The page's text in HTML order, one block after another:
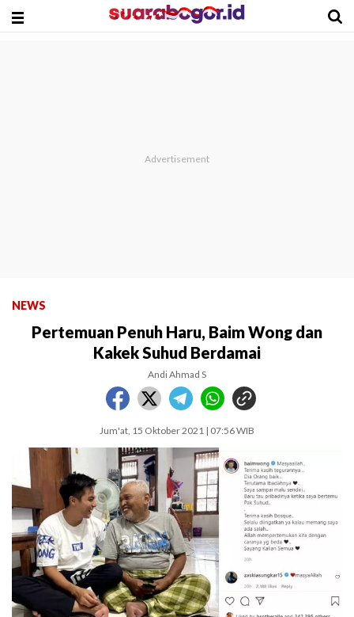
NEWS
Pertemuan Penuh Haru, Baim Wong dan
Kakek Suhud Berdamai
Andi Ahmad S
Jum'at, 15 Oktober 2021 | 07:56 WIB